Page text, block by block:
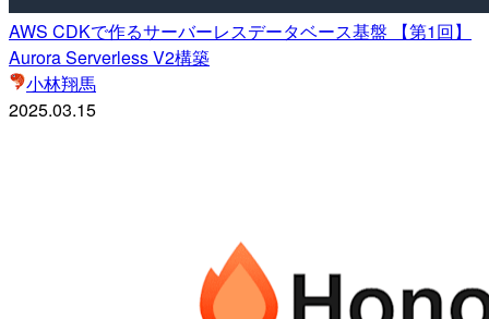
AWS CDKで作るサーバーレスデータベース基盤 【第1回】
Aurora Serverless V2構築
小林翔馬
2025.03.15